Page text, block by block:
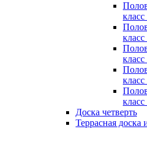
Доска четверть
Террасная доска